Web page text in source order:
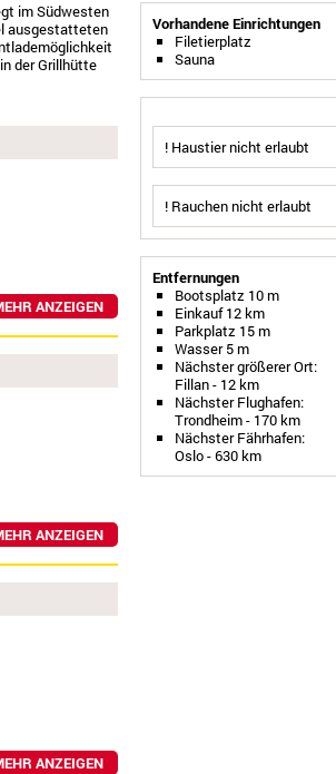
im Südwesten
ausgestatteten
der Grillhütte
ANZEIGEN
ANZEIGEN
ANZEIGEN
Vorhandene Einrichtungen
Filetierplatz
Sauna
! Haustier nicht erlaubt
! Rauchen nicht erlaubt
Entfernungen
Bootsplatz 10 m
Einkauf 12 km
Parkplatz 15 m
Wasser 5 m
Nächster größerer Ort:
Fillan - 12 km
Nächster Flughafen:
Trondheim - 170 km
Nächster Fährhafen:
Oslo - 630 km